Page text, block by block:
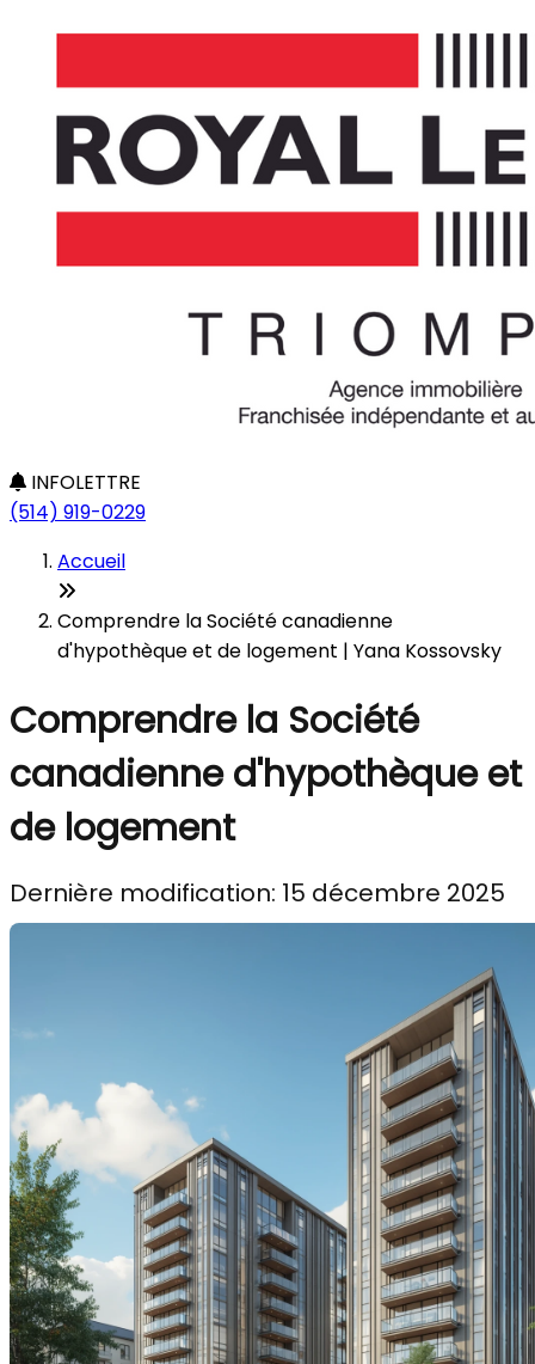
INFOLETTRE
(514) 919-0229
Accueil
Comprendre la Société canadienne
d'hypothèque et de logement | Yana Kossovsky
Comprendre la Société
canadienne d'hypothèque et
de logement
Dernière modification: 15 décembre 2025